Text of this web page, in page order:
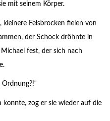
mit seinem Körper.
Felsbrocken fielen von
der Schock dröhnte in
fest, der sich nach
zog er sie wieder auf die